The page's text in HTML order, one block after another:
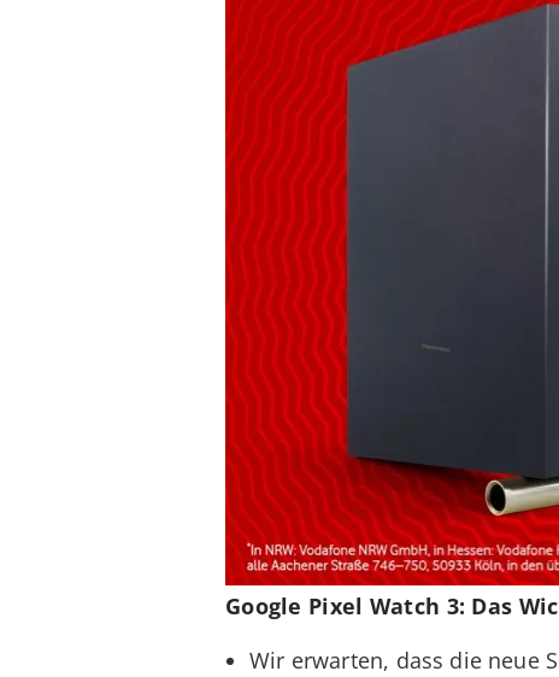
Google Pixel Watch 3: Das
Wir erwarten, dass die neue